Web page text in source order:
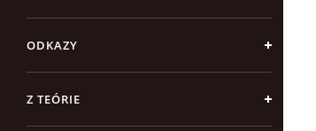
ODKAZY
Z TEÓRIE